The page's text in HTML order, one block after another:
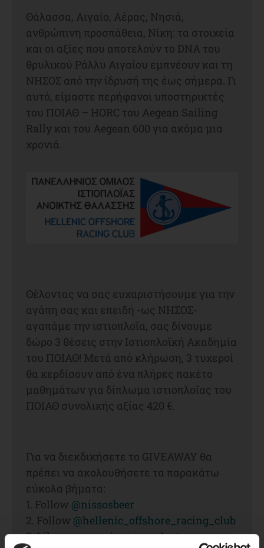
Θάλασσα, Αιγαίο, Αέρας, Νησιά,
ανθρώπινη προσπάθεια, Νίκη: τα στοιχεία
και οι αξίες που αποτελούν το DNA του
θρυλικού Ράλλυ Αιγαίου εμπνέουν και τη
ΝΗΣΟΣ από την ίδρυσή της έως σήμερα. Γι
αυτό, είμαστε περήφανοι υποστηρικτές
του ΠΟΙΑΘ – HORC του Aegean Sailing
Rally και του Aegean 600 για ακόμα μια
χρονιά.
Θέλοντας να σας ευχαριστήσουμε για την
αγάπη σας και επειδή -ως ΝΗΣΟΣ-
αγαπάμε την ιστιοπλοϊα, σας δίνουμε
δώρο 3 θέσεις στην Ιστιοπλοϊκή Ακαδημία
του ΠΟΙΑΘ! Μετά από κλήρωση, 3 τυχεροί
θα κερδίσουν από ένα πλήρες πακέτο
μαθημάτων για δίπλωμα ιστιοπλοΐας του
ΠΟΙΑΘ συνολικής αξίας 420 €.
Για να διεκδικήσετε το GIVEAWAY θα
πρέπει να ακολουθήσετε τα παρακάτω
εύκολα βήματα:
1. Follow @nissosbeer
2. Follow @hellenic_offshore_racing_club
3. Like στο αρχικό post του Instagram